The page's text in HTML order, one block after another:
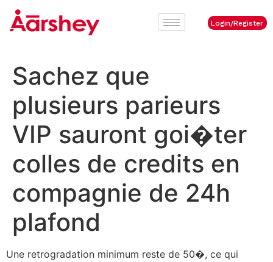
Login/Register
Sachez que
plusieurs parieurs
VIP sauront goi�ter
colles de credits en
compagnie de 24h
plafond
Une retrogradation minimum reste de 50�, ce qui